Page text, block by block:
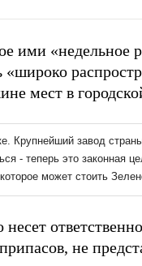
ими «недельное
«широко
мест в
не